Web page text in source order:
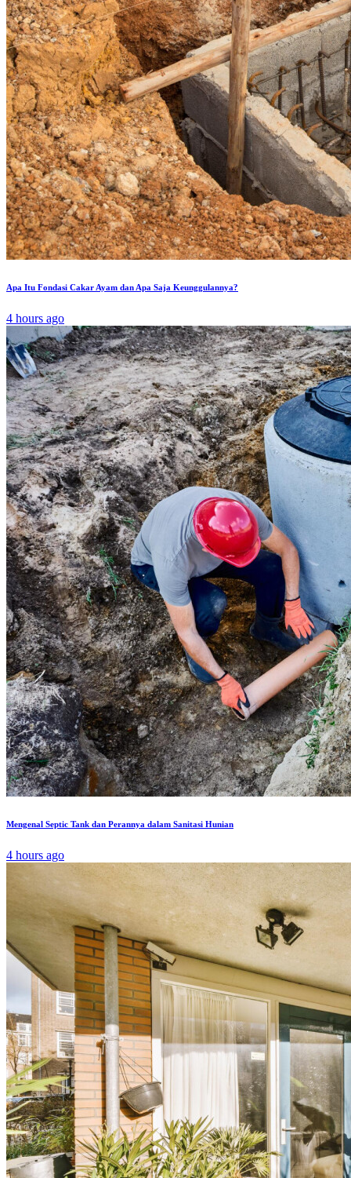
Apa Itu Fondasi Cakar Ayam dan Apa Saja Keunggulannya?
4 hours ago
Mengenal Septic Tank dan Perannya dalam Sanitasi Hunian
4 hours ago